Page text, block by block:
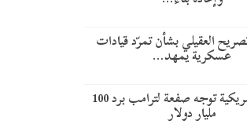
العقيلي بشأن تمرّد قيادات
عسكرية يمهد…
محكمة أمريكية توجه صفعة لترامب برد 100
مليار دولار